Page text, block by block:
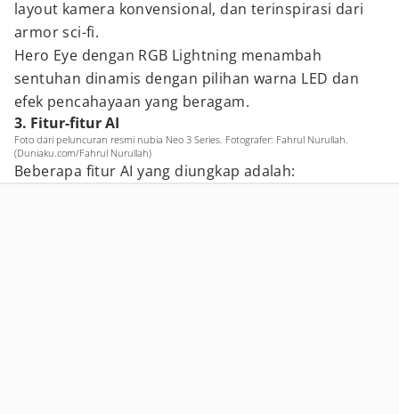
layout kamera konvensional, dan terinspirasi dari
armor sci-fi.
Hero Eye dengan RGB Lightning menambah
sentuhan dinamis dengan pilihan warna LED dan
efek pencahayaan yang beragam.
3. Fitur-fitur AI
Foto dari peluncuran resmi nubia Neo 3 Series. Fotografer: Fahrul Nurullah.
(Duniaku.com/Fahrul Nurullah)
Beberapa fitur AI yang diungkap adalah: